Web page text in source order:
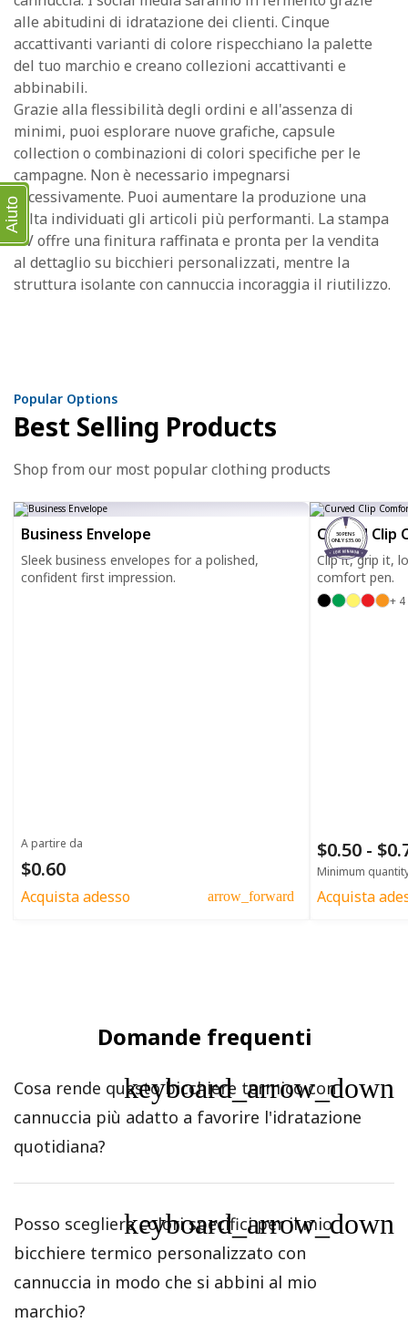
alle abitudini di idratazione dei clienti. Cinque
accattivanti varianti di colore rispecchiano la palette
del tuo marchio e creano collezioni accattivanti e
abbinabili.
Grazie alla flessibilità degli ordini e all'assenza di
minimi, puoi esplorare nuove grafiche, capsule
collection o combinazioni di colori specifiche per le
campagne. Non è necessario impegnarsi
eccessivamente. Puoi aumentare la produzione una
volta individuati gli articoli più performanti. La stampa
UV offre una finitura raffinata e pronta per la vendita
al dettaglio su bicchieri personalizzati, mentre la
struttura isolante con cannuccia incoraggia il riutilizzo.
Popular Options
Best Selling Products
Shop from our most popular clothing products
Business Envelope
Sleek business envelopes for a polished,
confident first impression.
A partire da
$0.60
Acquista adesso arrow_forward
50 PENS
ONLY $35.00
Curved Clip
Clip it, grip it,
comfort pen.
+ 4
$0.50 -
Minimum
Acquista
Domande frequenti
Cosa rende questo bicchiere termico con
cannuccia più adatto a favorire l'idratazione
quotidiana?
keyboard_arrow_down
Posso scegliere colori specifici per il mio
bicchiere termico personalizzato con
cannuccia in modo che si abbini al mio
marchio?
keyboard_arrow_down
Aiuto